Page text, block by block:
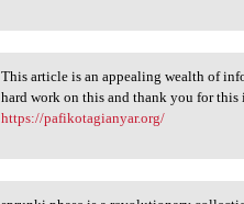
This article is an appealing
This article is an appealing wealth of
hard work on this and thank you for
https://pafikotagianyar.org/